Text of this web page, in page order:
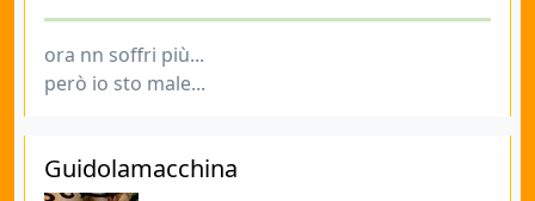
ora nn soffri più...
però io sto male...
Guidolamacchina